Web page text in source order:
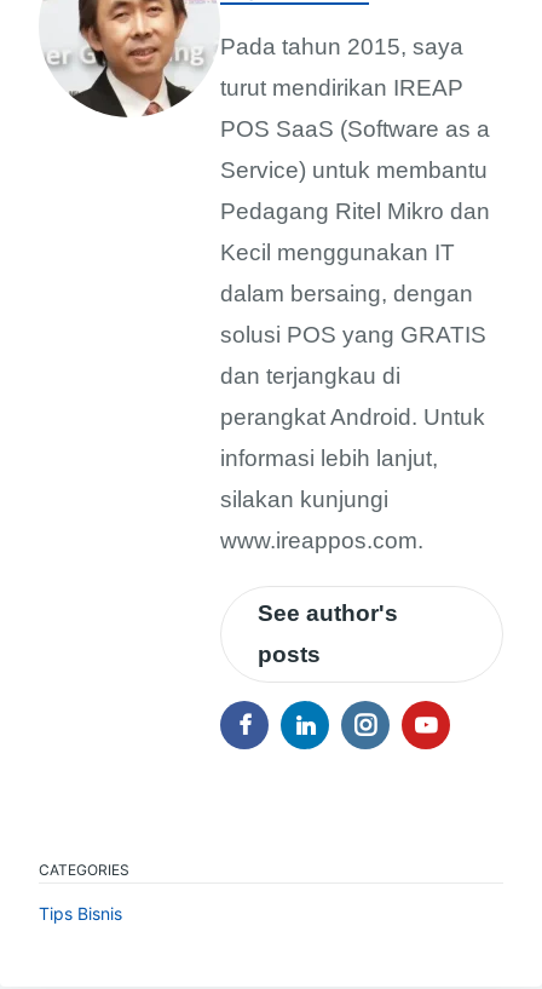
Pada tahun 2015, saya
turut mendirikan IREAP
POS SaaS (Software as a
Service) untuk membantu
Pedagang Ritel Mikro dan
Kecil menggunakan IT
dalam bersaing, dengan
solusi POS yang GRATIS
dan terjangkau di
perangkat Android. Untuk
informasi lebih lanjut,
silakan kunjungi
www.ireappos.com.
See author's
posts
CATEGORIES
Tips Bisnis